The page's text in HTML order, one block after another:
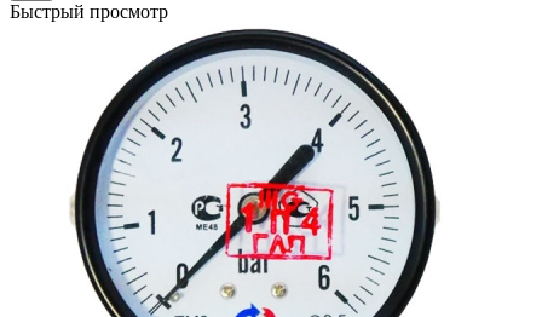
Быстрый просмотр